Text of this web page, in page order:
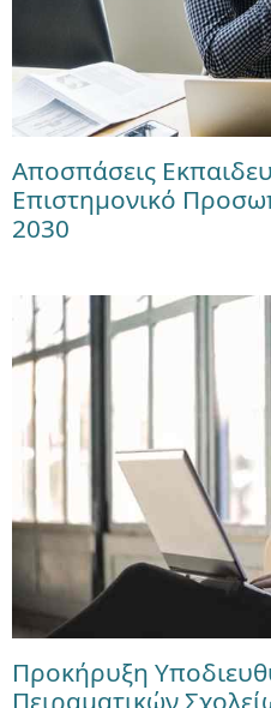
Αποσπάσεις
Επιστημονικό
2030
Προκήρυξη
Πειραματικών